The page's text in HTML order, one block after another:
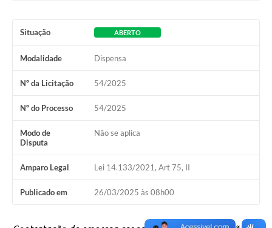
Projetos
Contas Públicas
Legislação
Editais
Telefones Úteis
Transparência
Jornal
Agenda
Situação ABERTO
Modalidade Dispensa
Nº da Licitação 54/2025
Nº do Processo 54/2025
Modo de
Disputa
Não se aplica
Amparo Legal Lei 14.133/2021, Art 75, II
Publicado em 26/03/2025 às 08h00